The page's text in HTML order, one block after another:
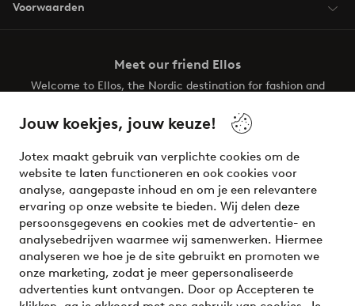
Jouw koekjes, jouw keuze!
Jotex maakt gebruik van verplichte cookies om de
website te laten functioneren en ook cookies voor
analyse, aangepaste inhoud en om je een relevantere
ervaring op onze website te bieden. Wij delen deze
persoonsgegevens en cookies met de advertentie- en
analysebedrijven waarmee wij samenwerken. Hiermee
analyseren we hoe je de site gebruikt en promoten we
onze marketing, zodat je meer gepersonaliseerde
advertenties kunt ontvangen. Door op Accepteren te
Voorwaarden
Meet our friend Ellos
Welcome to Ellos, the Nordic destination for fashion and
your wardrobe. Your next inspiring look is here!
Veilig betalen - Nu betalen of opsplitsen
Wil je meer weten over onze betaalopties?